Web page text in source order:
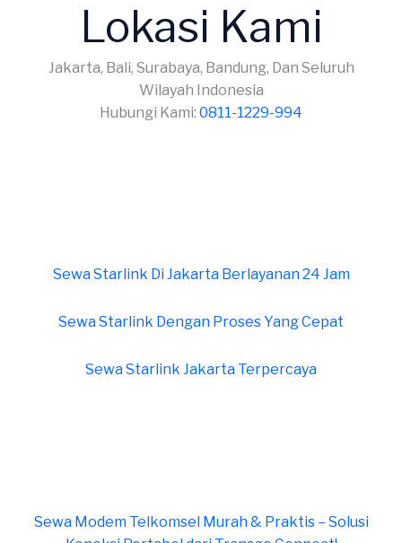
Lokasi Kami
Jakarta, Bali, Surabaya, Bandung, Dan Seluruh
Wilayah Indonesia
Hubungi Kami: 0811-1229-994
Sewa Starlink Di Jakarta Berlayanan 24 Jam
Sewa Starlink Dengan Proses Yang Cepat
Sewa Starlink Jakarta Terpercaya
Sewa Modem Telkomsel Murah & Praktis – Solusi